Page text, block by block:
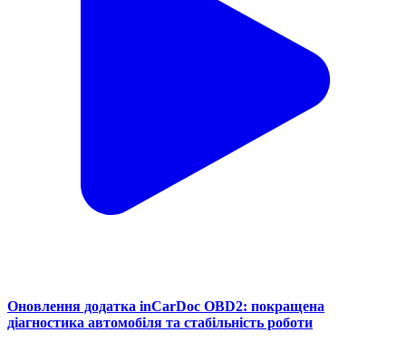
Оновлення додатка inCarDoc OBD2: покращена
діагностика автомобіля та стабільність роботи